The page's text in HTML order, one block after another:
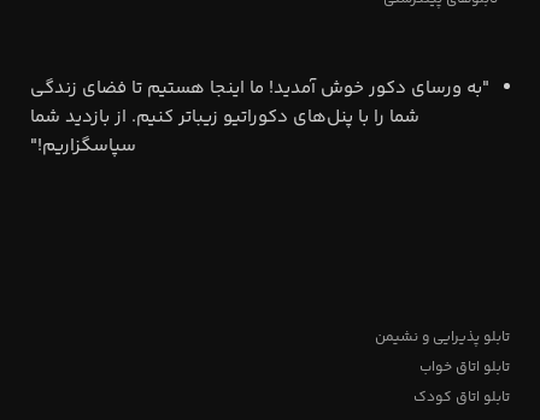
"به ورسای دکور خوش آمدید! ما اینجا هستیم تا فضای زندگی
شما را با پنل‌های دکوراتیو زیباتر کنیم. از بازدید شما
سپاسگزاریم!"
تابلو پذیرایی و نشیمن
تابلو اتاق خواب
تابلو اتاق کودک